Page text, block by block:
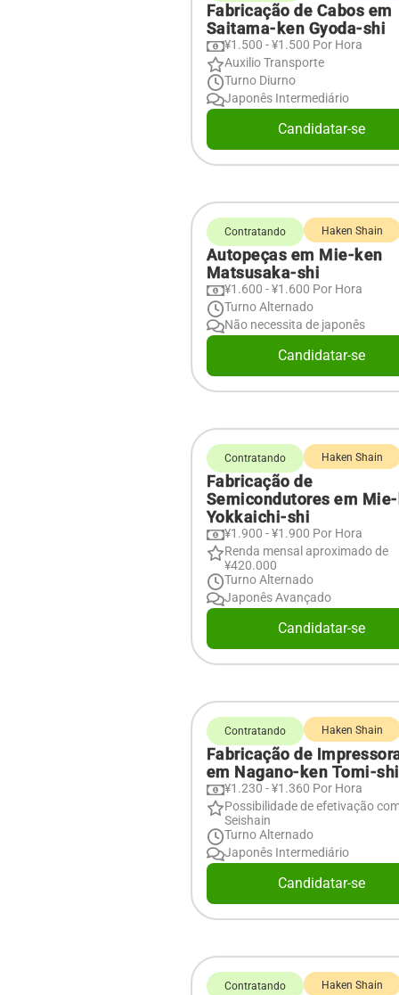
Fabricação de Cabos em
Saitama-ken Gyoda-shi
¥1.500 - ¥1.500 Por Hora
Auxilio Transporte
Turno Diurno
Japonês Intermediário
Candidatar-se
Contratando Haken Shain
Autopeças em Mie-ken
Matsusaka-shi
¥1.600 - ¥1.600 Por Hora
Turno Alternado
Não necessita de japonês
Candidatar-se
Contratando Haken Shain
Fabricação de
Semicondutores em
Yokkaichi-shi
¥1.900 - ¥1.900 Por Hora
Renda mensal aproximado de
¥420.000
Turno Alternado
Japonês Avançado
Candidatar-se
Contratando Haken Shain
Fabricação de
em Nagano-ken Tomi-shi
¥1.230 - ¥1.360 Por Hora
Possibilidade de efetivação
Seishain
Turno Alternado
Japonês Intermediário
Candidatar-se
Contratando Haken Shain